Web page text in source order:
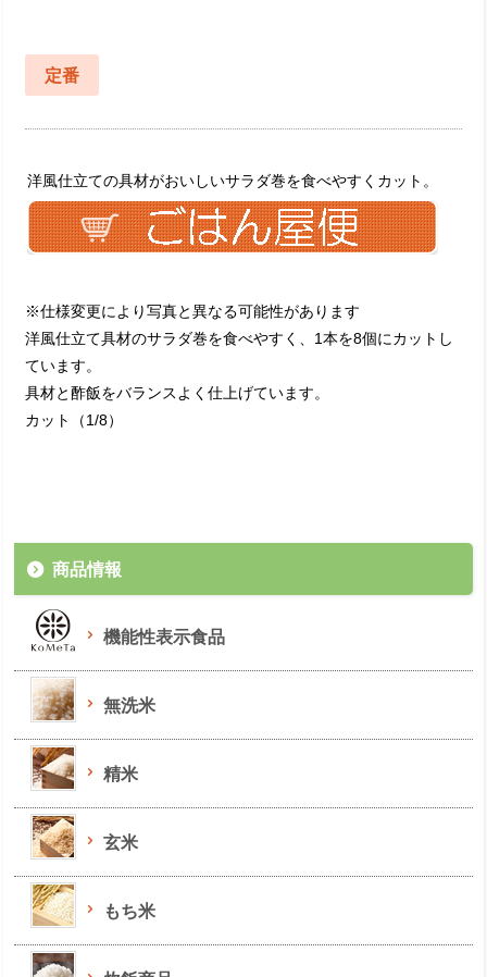
定番
洋風仕立ての具材がおいしいサラダ巻を食べやすくカット。
※仕様変更により写真と異なる可能性があります
洋風仕立て具材のサラダ巻を食べやすく、1本を8個にカットし
ています。
具材と酢飯をバランスよく仕上げています。
カット（1/8）
商品情報
機能性表示食品
無洗米
精米
玄米
もち米